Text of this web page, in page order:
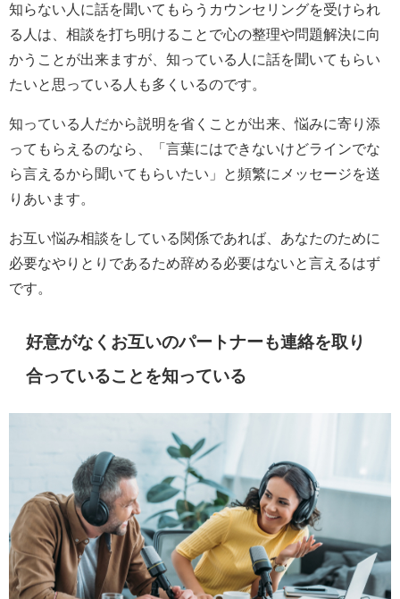
知らない人に話を聞いてもらうカウンセリングを受けられ
る人は、相談を打ち明けることで心の整理や問題解決に向
かうことが出来ますが、知っている人に話を聞いてもらい
たいと思っている人も多くいるのです。
知っている人だから説明を省くことが出来、悩みに寄り添
ってもらえるのなら、「言葉にはできないけどラインでな
ら言えるから聞いてもらいたい」と頻繁にメッセージを送
りあいます。
お互い悩み相談をしている関係であれば、あなたのために
必要なやりとりであるため辞める必要はないと言えるはず
です。
好意がなくお互いのパートナーも連絡を取り
合っていることを知っている